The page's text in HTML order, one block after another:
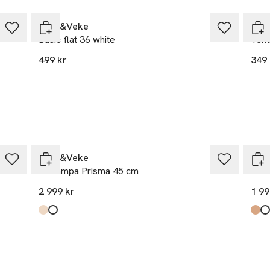
Watt&Veke
Basic flat 36 white
499 kr
349
Watt&Veke
Taklampa Prisma 45 cm
2 999 kr
Produkten finns i färgerna:
Natural Linen
White Linen
1
White